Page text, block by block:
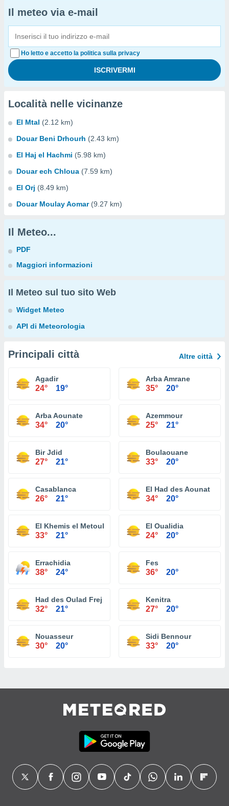
Il meteo via e-mail
Ho letto e accetto la politica sulla privacy
Località nelle vicinanze
El Mtal (2.12 km)
Douar Beni Drhourh (2.43 km)
El Haj el Hachmi (5.98 km)
Douar ech Chloua (7.59 km)
El Orj (8.49 km)
Douar Moulay Aomar (9.27 km)
Il Meteo...
PDF
Maggiori informazioni
Il Meteo sul tuo sito Web
Widget Meteo
API di Meteorologia
Principali città Altre città
Agadir
24° 19°
Arba Amrane
35° 20°
Arba Aounate
34° 20°
Azemmour
25° 21°
Bir Jdid
27° 21°
Boulaouane
33° 20°
Casablanca
26° 21°
El Had des Aounat
34° 20°
El Khemis el Metouh
33° 21°
El Oualidia
24° 20°
Errachidia
38° 24°
Fes
36° 20°
Had des Oulad Frej
32° 21°
Kenitra
27° 20°
Nouasseur
30° 20°
Sidi Bennour
33° 20°